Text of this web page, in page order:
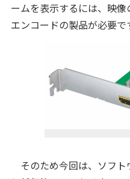
ームを表示するには、映
エンコードの製品が必要で
そのため今回は、ソフト